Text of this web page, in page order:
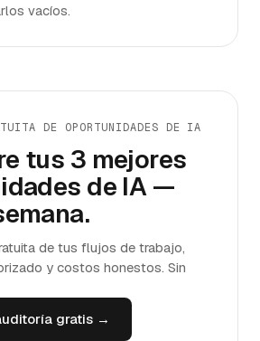
vacíos.
DE OPORTUNIDADES DE IA
tus 3 mejores
de IA —
de tus flujos de trabajo,
y costos honestos. Sin
gratis →